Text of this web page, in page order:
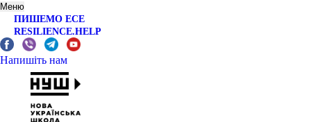
Меню
ПИШЕМО ЕСЕ
RESILIENCE.HELP
Напишіть нам